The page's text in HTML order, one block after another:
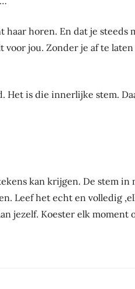
horen. En dat je
voor jou. Zonder je af te
Het is die innerlijke stem.
kan krijgen. De stem
Leef het echt en volledig
jezelf. Koester elk moment